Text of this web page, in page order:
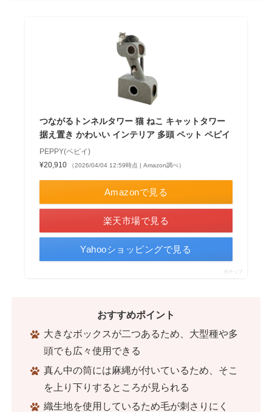
つながるトンネルタワー 猫 ねこ キャットタワー
据え置き かわいい インテリア 多頭 ペット ペピイ
PEPPY(ペピイ)
¥20,910
（2026/04/04 12:59時点 | Amazon調べ）
Amazonで見る
楽天市場で見る
Yahooショッピングで見る
ポチップ
おすすめポイント
大きなボックスが二つあるため、大型種や多
頭でも広々使用できる
真ん中の筒には麻縄が付いているため、そこ
を上り下りするところが見られる
織生地を使用しているため毛が刺さりにく